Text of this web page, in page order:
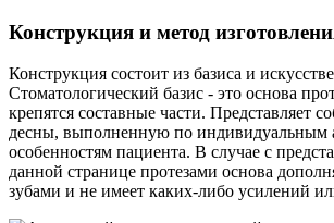
клиники
Конструкция и метод
Конструкция состоит из базиса и
Стоматологический базис - это основа
крепятся составные части. Представляет
десны, выполненную по индивидуальным
особенностям пациента. В случае с
данной странице протезами основа
зубами и не имеет каких-либо усилений